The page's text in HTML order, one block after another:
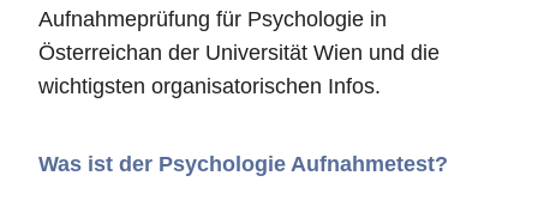
Aufnahmeprüfung für Psychologie in
Österreichan der Universität Wien und die
wichtigsten organisatorischen Infos.
Was ist der Psychologie Aufnahmetest?